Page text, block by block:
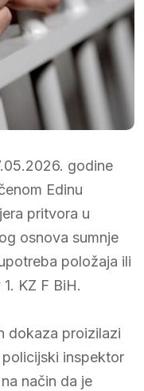
godine
Edinu
pritvora u
osnova sumnje
položaja ili
KZ F BiH.
dokaza proizilazi
inspektor
način da je